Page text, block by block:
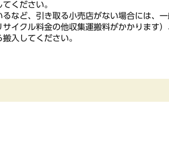
ください。
など、引き取る小売店がない場合には、一
イクル料金の他収集運搬料がかかります
入してください。